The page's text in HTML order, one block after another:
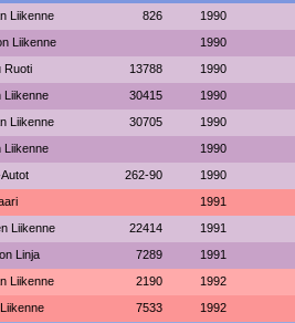
Liikenne 826 1990
Liikenne 1990
Ruoti 13788 1990
Liikenne 30415 1990
Liikenne 30705 1990
Liikenne 1990
262-90 1990
1991
Liikenne 22414 1991
Linja 7289 1991
Liikenne 2190 1992
7533 1992